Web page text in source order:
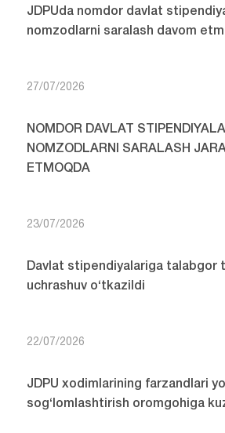
JDPUda nomdor davlat
nomzodlarni saralash davom
27/07/2026
NOMDOR DAVLAT
NOMZODLARNI SARALASH
ETMOQDA
23/07/2026
Davlat stipendiyalariga talabgor
uchrashuv o‘tkazildi
22/07/2026
JDPU xodimlarining farzandlari
sog‘lomlashtirish oromgohiga